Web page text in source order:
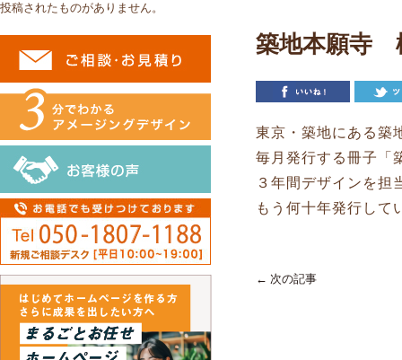
築地本願寺
東京・築地にある築
毎月発行する冊子「
３年間デザインを担
もう何十年発行して
← 次の記事
投稿されたものがありません。